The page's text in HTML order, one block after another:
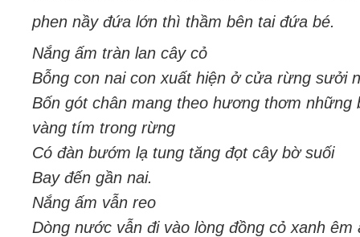
phen nầy đứa lớn thì thầm bên tai đứa bé.
Nắng ấm tràn lan cây cỏ
Bỗng con nai con xuất hiện ở cửa rừng sưởi
Bốn gót chân mang theo hương thơm những
vàng tím trong rừng
Có đàn bướm lạ tung tăng đọt cây bờ suối
Bay đến gần nai.
Nắng ấm vẫn reo
Dòng nước vẫn đi vào lòng đồng cỏ xanh êm